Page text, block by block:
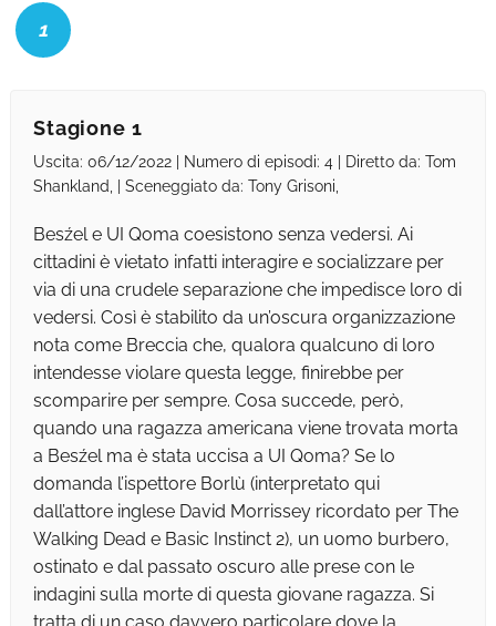
1
Stagione 1
Uscita: 06/12/2022 | Numero di episodi: 4 | Diretto da: Tom
Shankland, | Sceneggiato da: Tony Grisoni,
Besźel e UI Qoma coesistono senza vedersi. Ai
cittadini è vietato infatti interagire e socializzare per
via di una crudele separazione che impedisce loro di
vedersi. Così è stabilito da un’oscura organizzazione
nota come Breccia che, qualora qualcuno di loro
intendesse violare questa legge, finirebbe per
scomparire per sempre. Cosa succede, però,
quando una ragazza americana viene trovata morta
a Besźel ma è stata uccisa a UI Qoma? Se lo
domanda l’ispettore Borlù (interpretato qui
dall’attore inglese David Morrissey ricordato per The
Walking Dead e Basic Instinct 2), un uomo burbero,
ostinato e dal passato oscuro alle prese con le
indagini sulla morte di questa giovane ragazza. Si